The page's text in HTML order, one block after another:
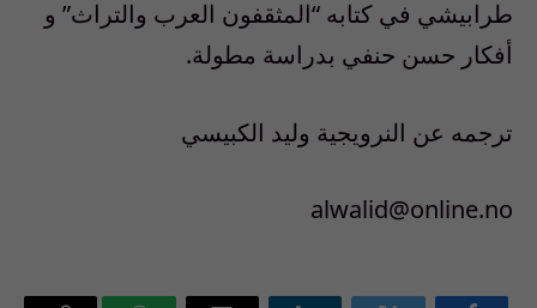
طرابيشي في كتابه “المثقفون العرب والتراث” و
أفكار حسن حنفي بدراسة مطولة.
ترجمه عن النرويجية وليد الكبيسي
alwalid@online.no